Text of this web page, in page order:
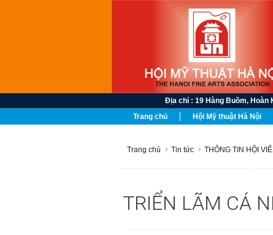
Địa chỉ : 19 Hàng Buồm, Hoàn
Trang chủ
Hội Mỹ thuật Hà Nội
Trang chủ Tin tức THÔNG TIN HỘI
TRIỂN LÃM CÁ